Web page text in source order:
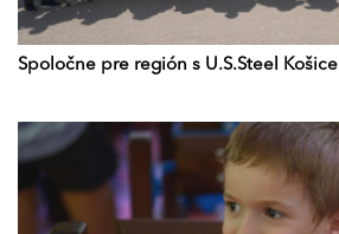
Spoločne pre región s U.S.Steel Košice